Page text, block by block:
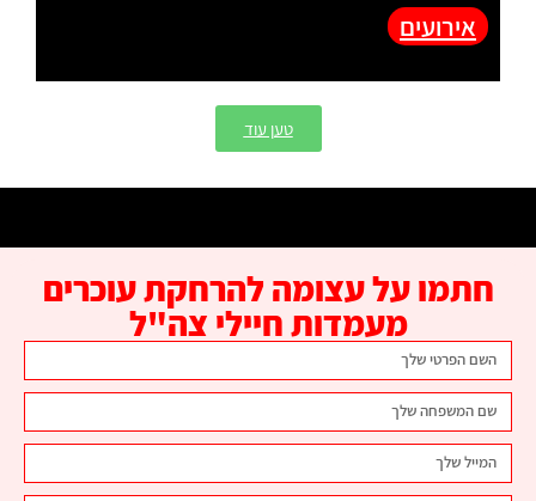
אירועים
טען עוד
חתמו על עצומה להרחקת עוכרים
מעמדות חיילי צה"ל